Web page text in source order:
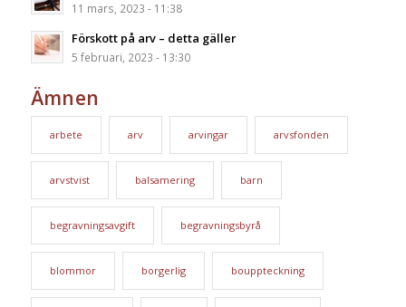
11 mars, 2023 - 11:38
Förskott på arv – detta gäller
5 februari, 2023 - 13:30
Ämnen
arbete arv arvingar arvsfonden
arvstvist balsamering barn
begravningsavgift begravningsbyrå
blommor borgerlig bouppteckning